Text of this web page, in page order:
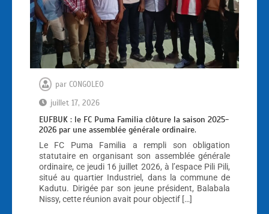
par CONGOLEO
juillet 17, 2026
EUFBUK : le FC Puma Familia clôture la saison 2025-
2026 par une assemblée générale ordinaire.
Le FC Puma Familia a rempli son obligation
statutaire en organisant son assemblée générale
ordinaire, ce jeudi 16 juillet 2026, à l’espace Pili Pili,
situé au quartier Industriel, dans la commune de
Kadutu. Dirigée par son jeune président, Balabala
Nissy, cette réunion avait pour objectif […]